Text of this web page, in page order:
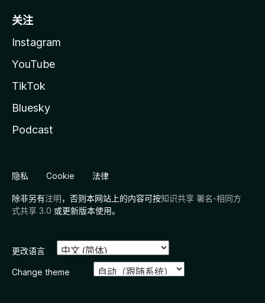
关注
Instagram
YouTube
TikTok
Bluesky
Podcast
隐私 Cookie 法律
除非另有注明，否则本网站上的内容可按知识共享 署名-相同方
式共享 3.0 或更新版本使用。
更改语言
Change theme